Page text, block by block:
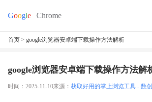
首页 > google浏览器安卓端下载操作方法解析
google浏览器安卓端下载操作方法解
时间：2025-11-10来源： 获取好用的掌上浏览工具 - 数